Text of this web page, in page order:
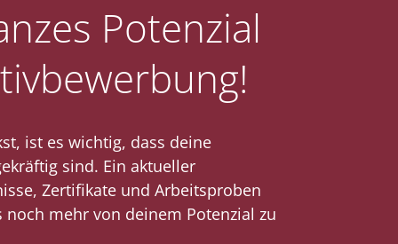
Potenzial
ist es wichtig, dass deine
sind. Ein aktueller
Zertifikate und Arbeitsproben
mehr von deinem Potenzial zu